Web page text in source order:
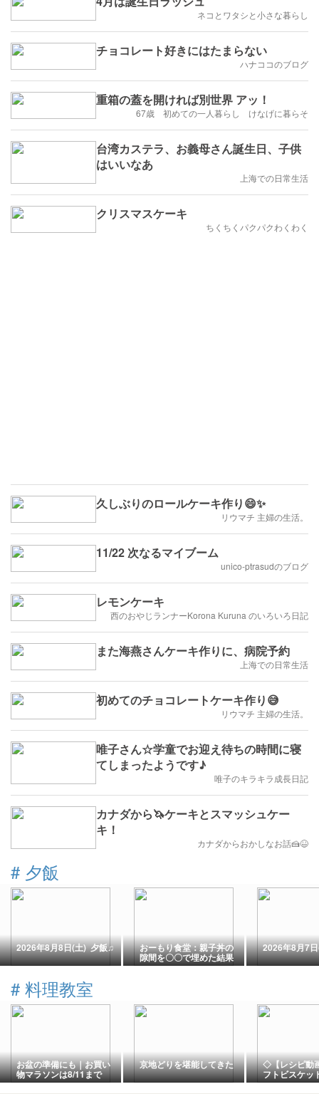
ネコとワタシと小さな暮らし
チョコレート好きにはたまらない
ハナココのブログ
重箱の蓋を開ければ別世界 アッ！
67歳 初めての一人暮らし けなげに暮らそ
台湾カステラ、お義母さん誕生日、子供
はいいなあ
上海での日常生活
クリスマスケーキ
ちくちくパクパクわくわく
久しぶりのロールケーキ作り😄✨
リウマチ 主婦の生活。
11/22 次なるマイブーム
unico-ptrasudのブログ
レモンケーキ
西のおやじランナーKorona Kuruna のいろいろ日記
また海燕さんケーキ作りに、病院予約
上海での日常生活
初めてのチョコレートケーキ作り😅
リウマチ 主婦の生活。
唯子さん☆学童でお迎え待ちの時間に寝
てしまったようです♪
唯子のキラキラ成長日記
カナダから🦄ケーキとスマッシュケー
キ！
カナダからおかしなお話🍰😆
# 夕飯
2026年8月8日(土) 夕飯♫ おーもり食堂：親子丼の
隙間を〇〇で埋めた結果
2026年8月7
# 料理教室
お盆の準備にも｜お買い
物マラソンは8/11まで
京地どりを堪能してきた ◇【レシピ動
フトビスケッ
【簡単】◇